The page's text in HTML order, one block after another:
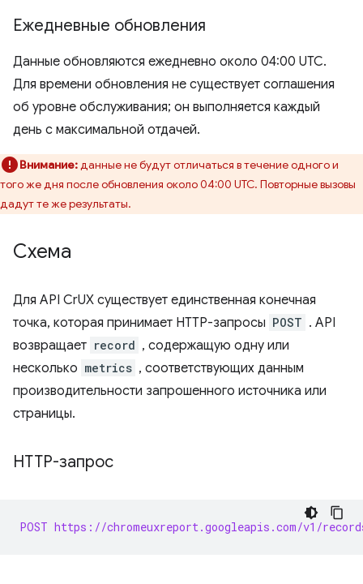
Ежедневные обновления
Данные обновляются ежедневно около 04:00 UTC.
Для времени обновления не существует соглашения
об уровне обслуживания; он выполняется каждый
день с максимальной отдачей.
Внимание:данные не будут отличаться в течение одного и
того же дня после обновления около 04:00 UTC. Повторные вызовы
дадут те же результаты.
Схема
Для API CrUX существует единственная конечная
точка, которая принимает HTTP-запросы POST . API
возвращает record , содержащую одну или
несколько metrics , соответствующих данным
производительности запрошенного источника или
страницы.
HTTP-запрос
POST https://chromeuxreport.googleapis.com/v1/